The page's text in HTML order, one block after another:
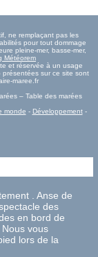
ne remplaçant pas les
pour tout dommage
pleine-mer, basse-mer,
Météorem
et réservée à un usage
présentées sur ce site sont
maree.fr
– Table des marées
monde - Développement-
. Anse de
des
en bord de
vous
lors de la